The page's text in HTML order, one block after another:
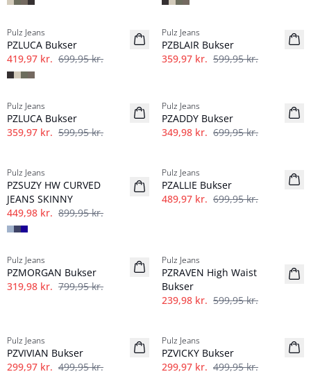
Hør
-40%
Pulz Jeans
PZLUCA Bukser
419,97 kr. 699,95 kr.
-40%
Pulz Jeans
PZBLAIR Bukser
359,97 kr. 599,95 kr.
Hør
-40%
Pulz Jeans
PZLUCA Bukser
359,97 kr. 599,95 kr.
Pulz Jeans
PZADDY Bukser
349,98 kr. 699,95 kr.
Pulz Jeans
PZSUZY HW CURVED
JEANS SKINNY
449,98 kr. 899,95 kr.
Pulz Jeans
PZALLIE Bukser
489,97 kr. 699,95 kr.
-60%
Pulz Jeans
PZMORGAN Bukser
319,98 kr. 799,95 kr.
Pulz Jeans
PZRAVEN High Waist
Bukser
239,98 kr. 599,95 kr.
Pulz Jeans
PZVIVIAN Bukser
299,97 kr. 499,95 kr.
Pulz Jeans
PZVICKY Bukser
299,97 kr. 499,95 kr.